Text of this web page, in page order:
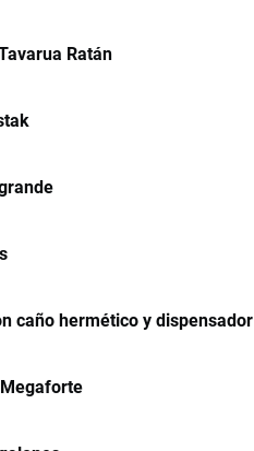
Ratán
caño hermético y dispensador